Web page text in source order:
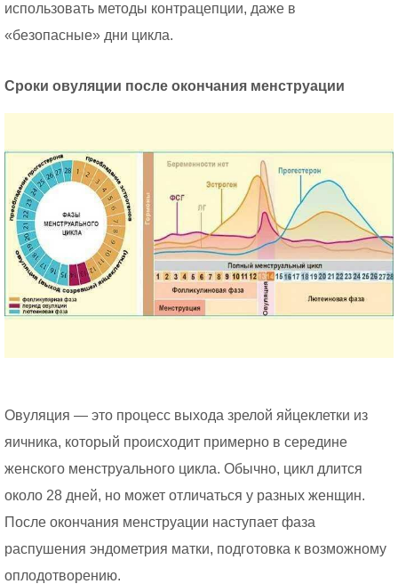
использовать методы контрацепции, даже в
«безопасные» дни цикла.
Сроки овуляции после окончания менструации
Овуляция — это процесс выхода зрелой яйцеклетки из
яичника, который происходит примерно в середине
женского менструального цикла. Обычно, цикл длится
около 28 дней, но может отличаться у разных женщин.
После окончания менструации наступает фаза
распушения эндометрия матки, подготовка к возможному
оплодотворению.